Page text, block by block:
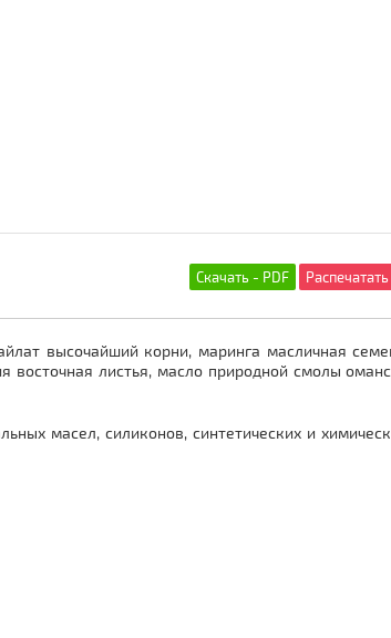
высочайший корни, маринга масличная
листья, масло природной смолы
масел, силиконов, синтетических и